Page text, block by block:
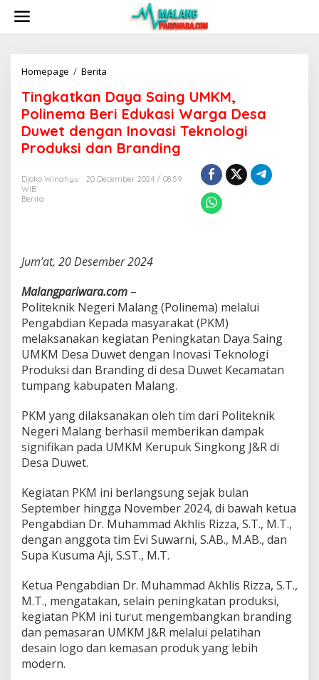
Homepage / Berita
n
g
k
a
t
a
n
g
U
M
K
M
,
o
i
n
e
e
r
i
d
u
a
s
W
a
Tingkatkan Daya Saing UMKM,
Polinema Beri Edukasi Warga Desa
Duwet dengan Inovasi Teknologi
Produksi dan Branding
Djoko Winahyu
20 December 2024 / 08:59
WIB
Berita
Jum’at, 20 Desember 2024
Malangpariwara.com –
Politeknik Negeri Malang (Polinema) melalui
Pengabdian Kepada masyarakat (PKM)
melaksanakan kegiatan Peningkatan Daya Saing
UMKM Desa Duwet dengan Inovasi Teknologi
Produksi dan Branding di desa Duwet Kecamatan
tumpang kabupaten Malang.
PKM yang dilaksanakan oleh tim dari Politeknik
Negeri Malang berhasil memberikan dampak
signifikan pada UMKM Kerupuk Singkong J&R di
Desa Duwet.
Kegiatan PKM ini berlangsung sejak bulan
September hingga November 2024, di bawah ketua
Pengabdian Dr. Muhammad Akhlis Rizza, S.T., M.T.,
dengan anggota tim Evi Suwarni, S.AB., M.AB., dan
Supa Kusuma Aji, S.ST., M.T.
Ketua Pengabdian Dr. Muhammad Akhlis Rizza, S.T.,
M.T., mengatakan, selain peningkatan produksi,
kegiatan PKM ini turut mengembangkan branding
dan pemasaran UMKM J&R melalui pelatihan
desain logo dan kemasan produk yang lebih
modern.